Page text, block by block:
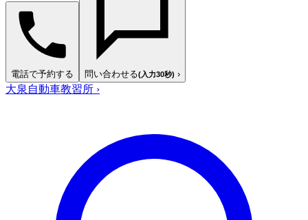
電話で予約する 問い合わせる(入力30秒) ›
大泉自動車教習所 ›